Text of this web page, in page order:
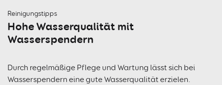
Reinigungstipps
Hohe Wasserqualität mit
Wasserspendern
Durch regelmäßige Pflege und Wartung lässt sich bei
Wasserspendern eine gute Wasserqualität erzielen.